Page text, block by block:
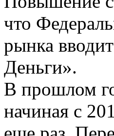
что
рынка
Деньги».
В прошлом
начиная с